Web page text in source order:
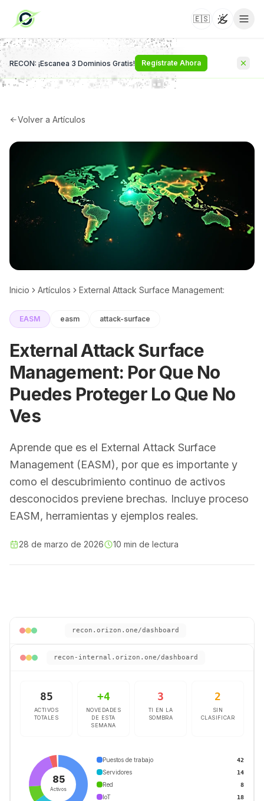
🇪🇸 Toggle
RECON: ¡Escanea 3 Dominios Gratis! Regístrate Ahora
Volver a Artículos
Inicio Artículos External Attack Surface Management: Por
EASM easm attack-surface
External Attack Surface
Management: Por Que No
Puedes Proteger Lo Que No
Ves
Aprende que es el External Attack Surface
Management (EASM), por que es importante y
como el descubrimiento continuo de activos
desconocidos previene brechas. Incluye proceso
EASM, herramientas y ejemplos reales.
28 de marzo de 2026 10 min de lectura
recon.orizon.one/dashboard
recon-internal.orizon.one/dashboard
85
ACTIVOS
TOTALES
+4
NOVEDADES
DE ESTA
SEMANA
3
TI EN LA
SOMBRA
2
SIN
CLASIFICAR
85
Activos
Puestos de trabajo 42
Servidores 14
Red 8
IoT 18